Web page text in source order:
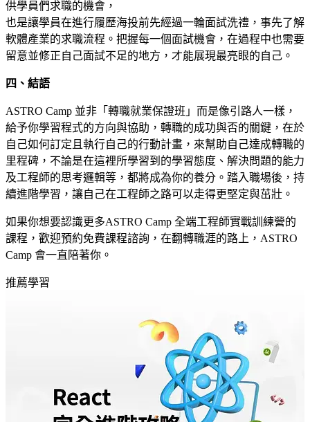
供學員們求職的機會，
也是讓學員在進行履歷海投前先經過一輪面試洗禮，事先了解
軟體產業的求職流程。把握每一個面試機會，在過程中也需要
留意並修正自己面試不足的地方，才能展現最亮眼的自己。
四、結語
ASTRO Camp 並非「轉職就業保證班」而是像引路人一樣，
給予你學習程式的方向與協助，轉職的成功與否的關鍵，在於
自己如何訂定且執行自己的行動計畫，來幫助自己達成轉職的
里程碑，不論是在這裡所學習到的學習態度、解決問題的能力
及工程師的思考邏輯等，都將成為你的養分。踏入職場後，持
續進階學習，讓自己在工程師之路可以走得更堅定與茁壯。
如果你想要認識更多ASTRO Camp 全端工程師實戰訓練營的
課程，歡迎預約免費課程諮詢，在翻轉職涯的路上，ASTRO
Camp 會一直陪著你。
推薦學習